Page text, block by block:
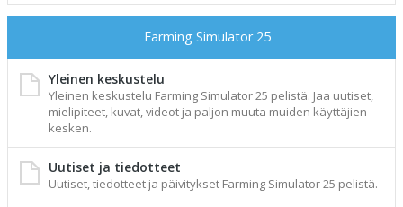
Farming Simulator 25
Yleinen keskustelu
Yleinen keskustelu Farming Simulator 25 pelistä. Jaa uutiset,
mielipiteet, kuvat, videot ja paljon muuta muiden käyttäjien
kesken.
Uutiset ja tiedotteet
Uutiset, tiedotteet ja päivitykset Farming Simulator 25 pelistä.